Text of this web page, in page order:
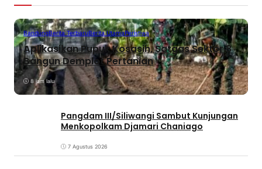
BandungBerita TerbaruBerita UtamaPeristiwa
Aplikasikan Pupuk Kosasih, Satgas Sektor 8
Bangun Demplot Pertanian
8 jam lalu
Pangdam III/Siliwangi Sambut Kunjungan
Menkopolkam Djamari Chaniago
7 Agustus 2026